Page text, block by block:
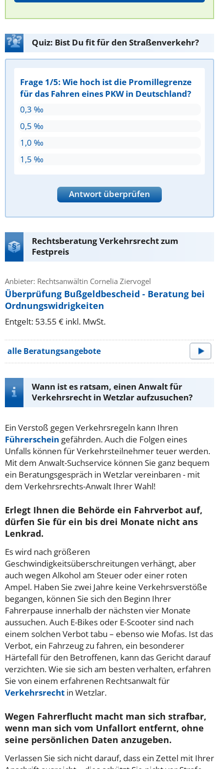
Quiz: Bist Du fit für den Straßenverkehr?
Frage 1/5: Wie hoch ist die Promillegrenze
für das Fahren eines PKW in Deutschland?
0,3 ‰
0,5 ‰
1,0 ‰
1,5 ‰
Antwort überprüfen
Rechtsberatung Verkehrsrecht zum
Festpreis
Anbieter: Rechtsanwältin Cornelia Ziervogel
Überprüfung Bußgeldbescheid - Beratung bei
Ordnungswidrigkeiten
Entgelt: 53.55 € inkl. MwSt.
alle Beratungsangebote
Wann ist es ratsam, einen Anwalt für
Verkehrsrecht in Wetzlar aufzusuchen?
Ein Verstoß gegen Verkehrsregeln kann Ihren
Führerschein gefährden. Auch die Folgen eines
Unfalls können für Verkehrsteilnehmer teuer werden.
Mit dem Anwalt-Suchservice können Sie ganz bequem
ein Beratungsgespräch in Wetzlar vereinbaren - mit
dem Verkehrsrechts-Anwalt Ihrer Wahl!
Erlegt Ihnen die Behörde ein Fahrverbot auf,
dürfen Sie für ein bis drei Monate nicht ans
Lenkrad.
Es wird nach größeren
Geschwindigkeitsüberschreitungen verhängt, aber
auch wegen Alkohol am Steuer oder einer roten
Ampel. Haben Sie zwei Jahre keine Verkehrsverstöße
begangen, können Sie sich den Beginn Ihrer
Fahrerpause innerhalb der nächsten vier Monate
aussuchen. Auch E-Bikes oder E-Scooter sind nach
einem solchen Verbot tabu – ebenso wie Mofas. Ist das
Verbot, ein Fahrzeug zu fahren, ein besonderer
Härtefall für den Betroffenen, kann das Gericht darauf
verzichten. Wie sie sich am besten verhalten, erfahren
Sie von einem erfahrenen Rechtsanwalt für
Verkehrsrecht in Wetzlar.
Wegen Fahrerflucht macht man sich strafbar,
wenn man sich vom Unfallort entfernt, ohne
seine persönlichen Daten anzugeben.
Verlassen Sie sich nicht darauf, dass ein Zettel mit Ihrer